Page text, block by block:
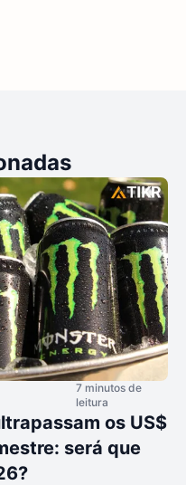
7 minutos de
leitura
os US$
será que